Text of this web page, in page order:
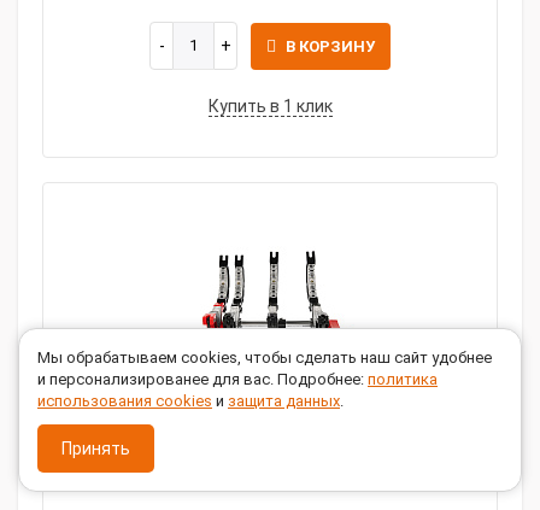
В КОРЗИНУ
Купить в 1 клик
Мы обрабатываем cookies, чтобы сделать наш сайт удобнее
и персонализированее для вас. Подробнее: политика
использования cookies и защита данных.
Принять